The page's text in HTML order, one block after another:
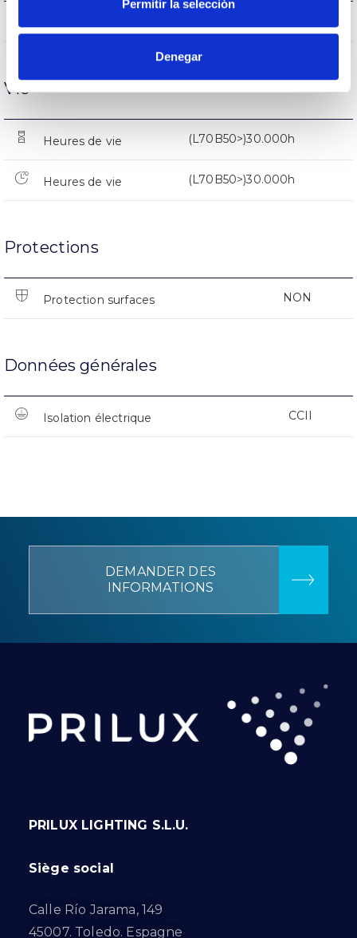
Permitir la selección
Denegar
Vie
Heures de vie (L70B50>)30.000h
Heures de vie (L70B50>)30.000h
Protections
Protection surfaces NON
Données générales
Isolation électrique CCII
DEMANDER DES
INFORMATIONS
PRILUX LIGHTING S.L.U.
Siège social
Calle Río Jarama, 149
45007. Toledo. Espagne